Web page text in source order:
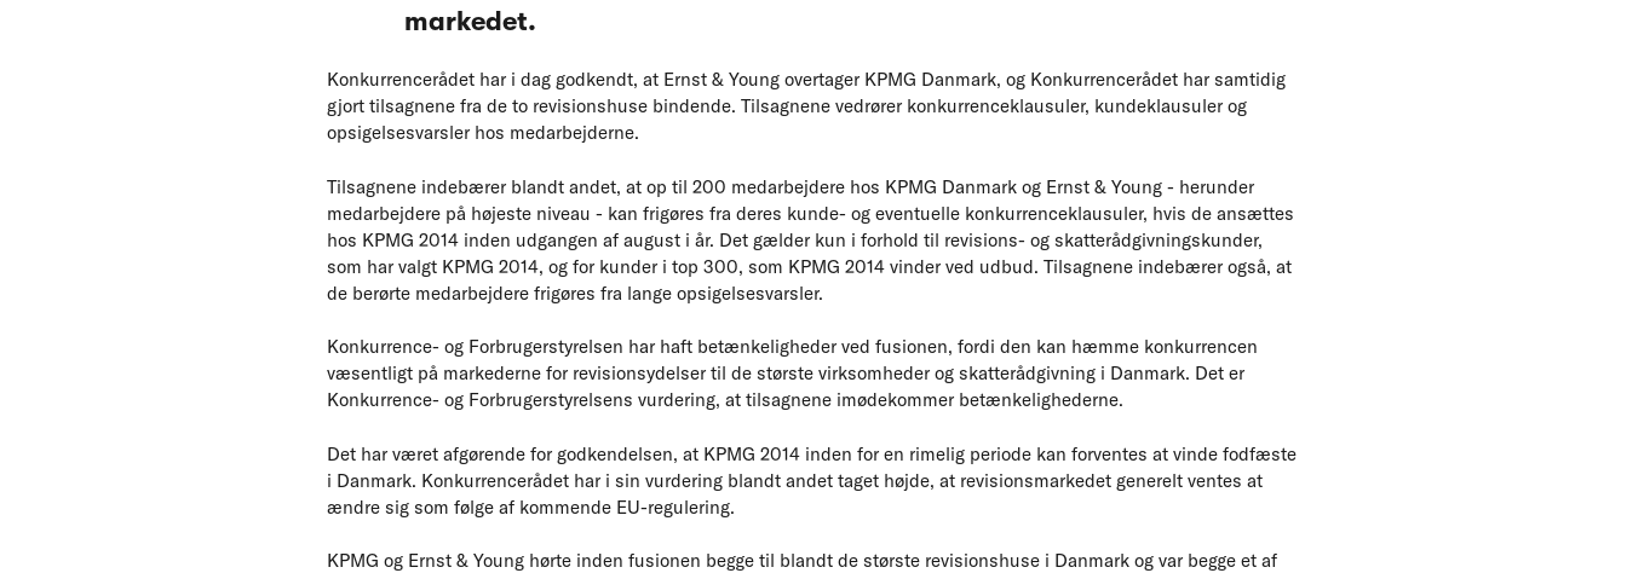
markedet.
Konkurrencerådet har i dag godkendt, at Ernst & Young overtager KPMG Danmark, og Konkurrencerådet har samtidig
gjort tilsagnene fra de to revisionshuse bindende. Tilsagnene vedrører konkurrenceklausuler, kundeklausuler og
opsigelsesvarsler hos medarbejderne.
Tilsagnene indebærer blandt andet, at op til 200 medarbejdere hos KPMG Danmark og Ernst & Young - herunder
medarbejdere på højeste niveau - kan frigøres fra deres kunde- og eventuelle konkurrenceklausuler, hvis de ansættes
hos KPMG 2014 inden udgangen af august i år. Det gælder kun i forhold til revisions- og skatterådgivningskunder,
som har valgt KPMG 2014, og for kunder i top 300, som KPMG 2014 vinder ved udbud. Tilsagnene indebærer også, at
de berørte medarbejdere frigøres fra lange opsigelsesvarsler.
Konkurrence- og Forbrugerstyrelsen har haft betænkeligheder ved fusionen, fordi den kan hæmme konkurrencen
væsentligt på markederne for revisionsydelser til de største virksomheder og skatterådgivning i Danmark. Det er
Konkurrence- og Forbrugerstyrelsens vurdering, at tilsagnene imødekommer betænkelighederne.
Det har været afgørende for godkendelsen, at KPMG 2014 inden for en rimelig periode kan forventes at vinde fodfæste
i Danmark. Konkurrencerådet har i sin vurdering blandt andet taget højde, at revisionsmarkedet generelt ventes at
ændre sig som følge af kommende EU-regulering.
KPMG og Ernst & Young hørte inden fusionen begge til blandt de største revisionshuse i Danmark og var begge et af